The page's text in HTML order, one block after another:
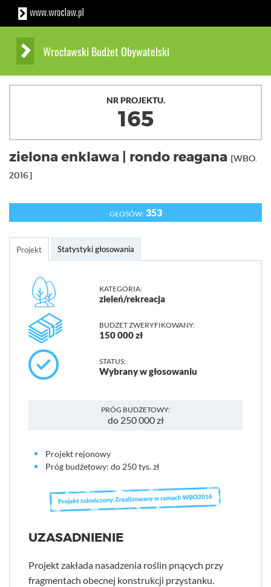
Wrocławski Budżet Obywatelski
NR PROJEKTU.
165
zielona enklawa | rondo reagana [WBO.
2016]
GŁOSÓW:353
Projekt Statystyki głosowania
KATEGORIA:
zieleń/rekreacja
BUDŻET ZWERYFIKOWANY:
150 000 zł
STATUS:
Wybrany w głosowaniu
PRÓG BUDŻETOWY:
do 250 000 zł
Projekt rejonowy
Próg budżetowy: do 250 tys. zł
UZASADNIENIE
Projekt zakłada nasadzenia roślin pnących przy
fragmentach obecnej konstrukcji przystanku.